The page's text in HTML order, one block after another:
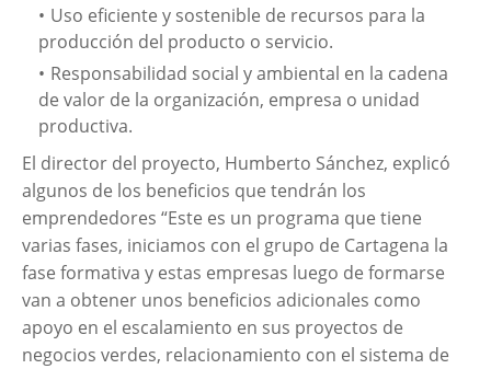
Uso eficiente y sostenible de recursos para la
producción del producto o servicio.
Responsabilidad social y ambiental en la cadena
de valor de la organización, empresa o unidad
productiva.
El director del proyecto, Humberto Sánchez, explicó
algunos de los beneficios que tendrán los
emprendedores “Este es un programa que tiene
varias fases, iniciamos con el grupo de Cartagena la
fase formativa y estas empresas luego de formarse
van a obtener unos beneficios adicionales como
apoyo en el escalamiento en sus proyectos de
negocios verdes, relacionamiento con el sistema de